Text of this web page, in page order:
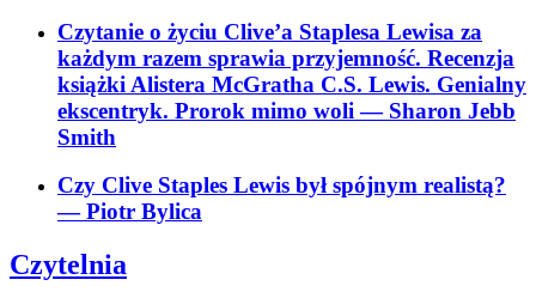
Czytanie o życiu Clive’a Staplesa Lewisa za
każdym razem sprawia przyjemność. Recenzja
książki Alistera McGratha C.S. Lewis. Genialny
ekscentryk. Prorok mimo woli— Sharon Jebb
Smith
Czy Clive Staples Lewis był spójnym realistą?
— Piotr Bylica
Czytelnia